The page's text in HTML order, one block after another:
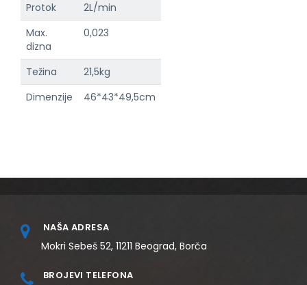
Protok
2L/min
Max.
dizna
0,023
Težina
21,5kg
Dimenzije
46*43*49,5cm
NAŠA ADRESA
Mokri Sebeš 52, 11211 Beograd, Borča
BROJEVI TELEFONA